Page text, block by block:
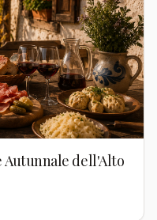
Autunnale dell'Alto